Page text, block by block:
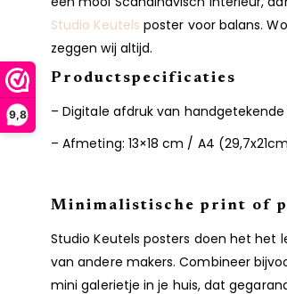
9,8
Studio Keutels poster voor balans.
zeggen wij altijd.
Productspecificaties
– Digitale afdruk van
– Afmeting: 13×18 cm / A4
Minimalistische print of
Studio Keutels posters doen het het
van andere makers. Combineer
mini galerietje in je huis, dat